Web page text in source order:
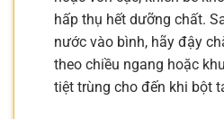
hấp thụ hết dưỡng chất.
nước vào bình, hãy đậy
theo chiều ngang hoặc
tiệt trùng cho đến khi bột